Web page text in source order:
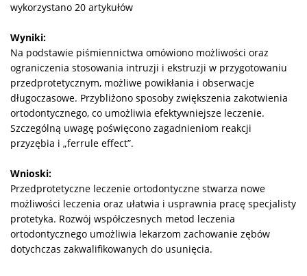
wykorzystano 20 artykułów
Wyniki:
Na podstawie piśmiennictwa omówiono możliwości oraz
ograniczenia stosowania intruzji i ekstruzji w przygotowaniu
przedprotetycznym, możliwe powikłania i obserwacje
długoczasowe. Przybliżono sposoby zwiększenia zakotwienia
ortodontycznego, co umożliwia efektywniejsze leczenie.
Szczególną uwagę poświęcono zagadnieniom reakcji
przyzębia i „ferrule effect”.
Wnioski:
Przedprotetyczne leczenie ortodontyczne stwarza nowe
możliwości leczenia oraz ułatwia i usprawnia pracę specjalisty
protetyka. Rozwój współczesnych metod leczenia
ortodontycznego umożliwia lekarzom zachowanie zębów
dotychczas zakwalifikowanych do usunięcia.